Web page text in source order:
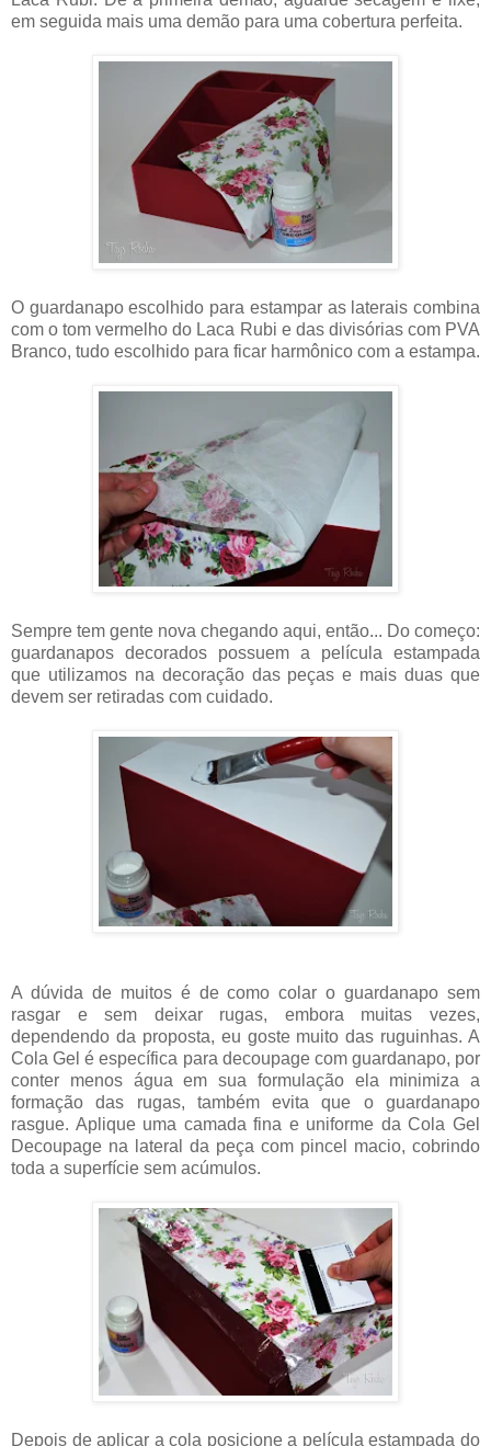
em seguida mais uma demão para uma cobertura perfeita.
O guardanapo escolhido para estampar as laterais combina
com o tom vermelho do Laca Rubi e das divisórias com PVA
Branco, tudo escolhido para ficar harmônico com a estampa.
Sempre tem gente nova chegando aqui, então... Do começo:
guardanapos decorados possuem a película estampada
que utilizamos na decoração das peças e mais duas que
devem ser retiradas com cuidado.
A dúvida de muitos é de como colar o guardanapo sem
rasgar e sem deixar rugas, embora muitas vezes,
dependendo da proposta, eu goste muito das ruguinhas. A
Cola Gel é específica para decoupage com guardanapo, por
conter menos água em sua formulação ela minimiza a
formação das rugas, também evita que o guardanapo
rasgue. Aplique uma camada fina e uniforme da Cola Gel
Decoupage na lateral da peça com pincel macio, cobrindo
toda a superfície sem acúmulos.
Depois de aplicar a cola posicione a película estampada do